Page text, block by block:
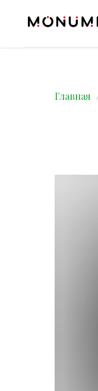
Главная